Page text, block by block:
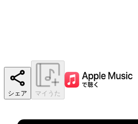
シェア マイうた